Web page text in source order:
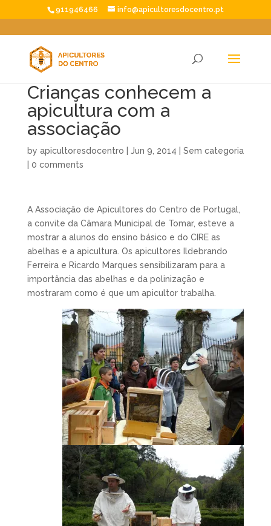
911946466 info@apicultoresdocentro.pt
Crianças conhecem a
apicultura com a
associação
by apicultoresdocentro Jun 9, 2014
Sem categoria
0 comments
A Associação de Apicultores do Centro de Portugal,
a convite da Câmara Municipal de Tomar, esteve a
mostrar a alunos do ensino básico e do CIRE as
abelhas e a apicultura. Os apicultores Ildebrando
Ferreira e Ricardo Marques sensibilizaram para a
importância das abelhas e da polinização e
mostraram como é que um apicultor trabalha.